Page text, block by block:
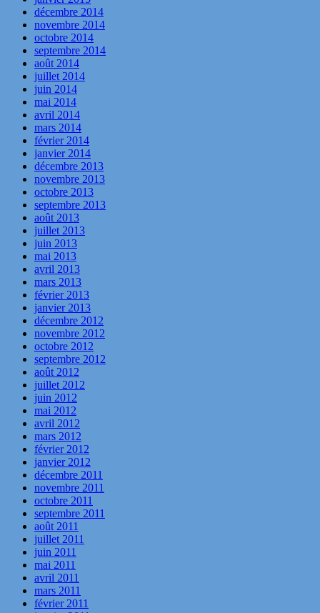
décembre 2014
novembre 2014
octobre 2014
septembre 2014
août 2014
juillet 2014
juin 2014
mai 2014
avril 2014
mars 2014
février 2014
janvier 2014
décembre 2013
novembre 2013
octobre 2013
septembre 2013
août 2013
juillet 2013
juin 2013
mai 2013
avril 2013
mars 2013
février 2013
janvier 2013
décembre 2012
novembre 2012
octobre 2012
septembre 2012
août 2012
juillet 2012
juin 2012
mai 2012
avril 2012
mars 2012
février 2012
janvier 2012
décembre 2011
novembre 2011
octobre 2011
septembre 2011
août 2011
juillet 2011
juin 2011
mai 2011
avril 2011
mars 2011
février 2011